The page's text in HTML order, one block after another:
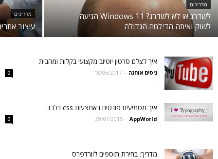
מדריכים
לשדרג או לא לשדרג? Windows 11 הגיעה
לשוק ואיתה הדילמה הגדולה
מדריכים
עיצוב
איך לצלם סרטון יוטיוב מקצועי בקלות ומהבית
ניסים אוחנה -
18/05/2017
0
איך מטמיעים פונטים באמצעות css בלבד
AppWorld
-
29/01/2015
0
מדריך: בחירת תוספים לוורדפרס